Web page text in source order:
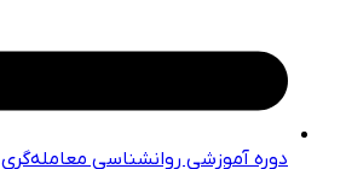
دوره آموزشی روانشناسی معامله‌گری